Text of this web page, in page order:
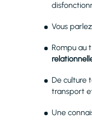
Vous parlez
Rompu au
De culture
transport
Une